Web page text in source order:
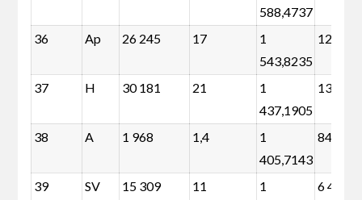
588,4737
36 Ap 26 245 17
1
543,8235
12 548
37 H 30 181 21
1
437,1905
13 261
38 A 1 968 1,4
1
405,7143
840
39 SV 15 309 11
1
6 446